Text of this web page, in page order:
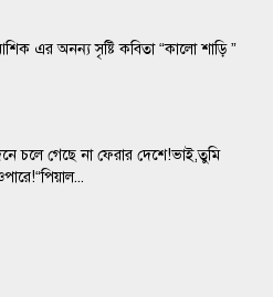
এর অনন্য সৃষ্টি কবিতা “কালো শাড়ি ”
চলে গেছে না ফেরার দেশে!ভাই,তুমি